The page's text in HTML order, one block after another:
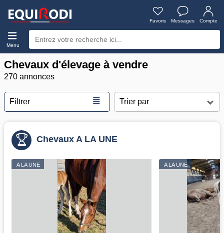
Favoris Messages Compte
Menu
Chevaux d'élevage à vendre
270 annonces
Filtrer ≣
Chevaux A LA UNE
A LA UNE A LA UNE